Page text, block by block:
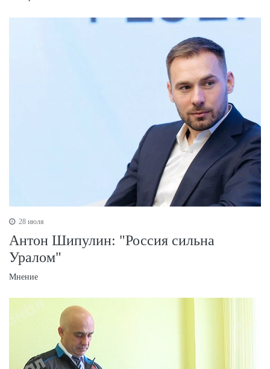
28 июля
Антон Шипулин: "Россия сильна
Уралом"
Мнение